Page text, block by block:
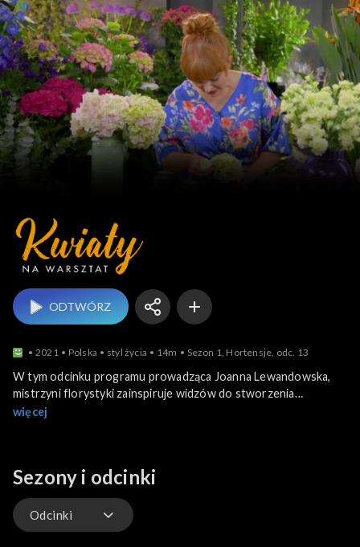
Kwiaty na warsztat
ODTWÓRZ
2021 Polska styl życia 14m Sezon 1, Hortensje, odc. 13
W tym odcinku programu prowadząca Joanna Lewandowska,
mistrzyni florystyki zainspiruje widzów do stworzenia
oryginalnych dekoracji - ekologicznych koktajli z hortensji.
więcej
Sezony i odcinki
Odcinki